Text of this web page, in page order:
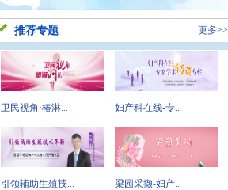
推荐专题 更多>>
卫民视角·椿淋... 妇产科在线-专...
引领辅助生殖技... 梁园采撷-妇产...